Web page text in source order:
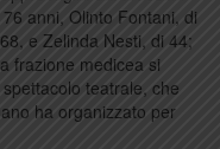
anni, Olinto Fontani, di
e Zelinda Nesti, di 44;
frazione medicea si
teatrale, che
ha organizzato per